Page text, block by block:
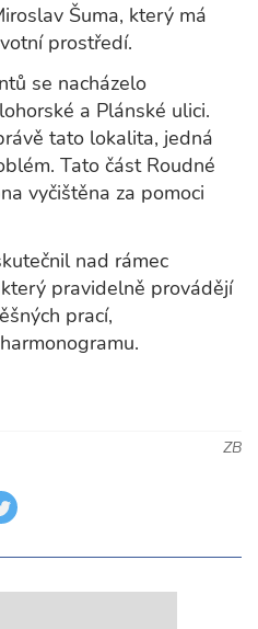
Šuma, který má
prostředí.
se nacházelo
a Plánské ulici.
tato lokalita, jedná
Tato část Roudné
vyčištěna za pomoci
nad rámec
pravidelně provádějí
prací,
ZB